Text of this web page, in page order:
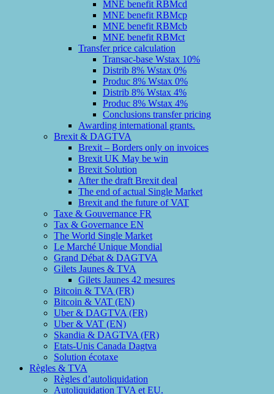
MNE benefit RBMcd
MNE benefit RBMcp
MNE benefit RBMcb
MNE benefit RBMct
Transfer price calculation
Transac-base Wstax 10%
Distrib 8% Wstax 0%
Produc 8% Wstax 0%
Distrib 8% Wstax 4%
Produc 8% Wstax 4%
Conclusions transfer pricing
Awarding international grants.
Brexit & DAGTVA
Brexit – Borders only on invoices
Brexit UK May be win
Brexit Solution
After the draft Brexit deal
The end of actual Single Market
Brexit and the future of VAT
Taxe & Gouvernance FR
Tax & Governance EN
The World Single Market
Le Marché Unique Mondial
Grand Débat & DAGTVA
Gilets Jaunes & TVA
Gilets Jaunes 42 mesures
Bitcoin & TVA (FR)
Bitcoin & VAT (EN)
Uber & DAGTVA (FR)
Uber & VAT (EN)
Skandia & DAGTVA (FR)
Etats-Unis Canada Dagtva
Solution écotaxe
Règles & TVA
Règles d’autoliquidation
Autoliquidation TVA et EU.